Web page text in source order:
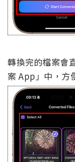
轉換完的檔案會
案 App」中，方